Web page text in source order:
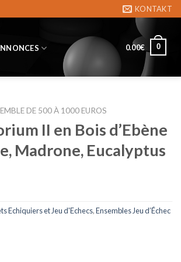
KONTAKT
0.00€ 0
DE 500 À 1000 EUROS
II en Bois d’Ebène
Madrone, Eucalyptus
Echiquiers et Jeu d'Echecs,Ensembles Jeu d’Échec